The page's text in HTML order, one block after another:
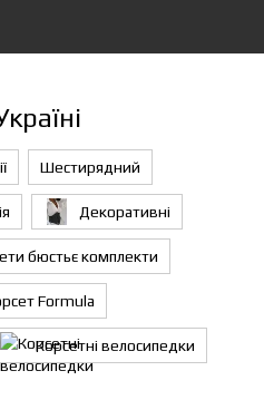
Шестирядний
Декоративні
бюстьє комплекти
Formula
Корсетні велосипедки